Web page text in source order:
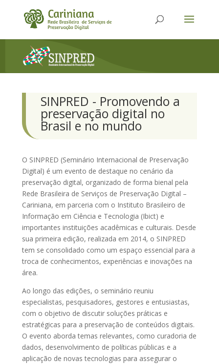
SINPRED - Promovendo a
preservação digital no
Brasil e no mundo
O SINPRED (Seminário Internacional de Preservação
Digital) é um evento de destaque no cenário da
preservação digital, organizado de forma bienal pela
Rede Brasileira de Serviços de Preservação Digital –
Cariniana, em parceria com o Instituto Brasileiro de
Informação em Ciência e Tecnologia (Ibict) e
importantes instituições acadêmicas e culturais. Desde
sua primeira edição, realizada em 2014, o SINPRED
tem se consolidado como um espaço essencial para a
troca de conhecimentos, experiências e inovações na
área.
Ao longo das edições, o seminário reuniu
especialistas, pesquisadores, gestores e entusiastas,
com o objetivo de discutir soluções práticas e
estratégicas para a preservação de conteúdos digitais.
O evento aborda temas relevantes, como curadoria de
dados, desenvolvimento de políticas públicas e a
aplicação de novas tecnologias para assegurar o